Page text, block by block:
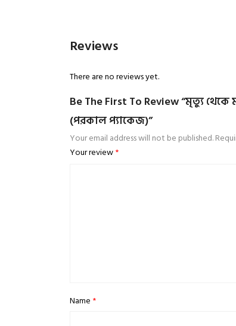
Reviews
There are no reviews yet.
Be The First To Review “মৃত্যু থেকে
(পরকাল প্যাকেজ)”
Your email address will not be published.
Your review*
Name *